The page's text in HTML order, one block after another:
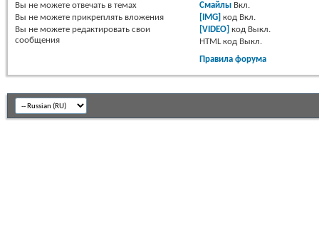
Вы не можете отвечать в темах
Вы не можете прикреплять вложения
Вы не можете редактировать свои
сообщения
Смайлы Вкл.
[IMG] код Вкл.
[VIDEO] код Выкл.
HTML код Выкл.
Правила форума